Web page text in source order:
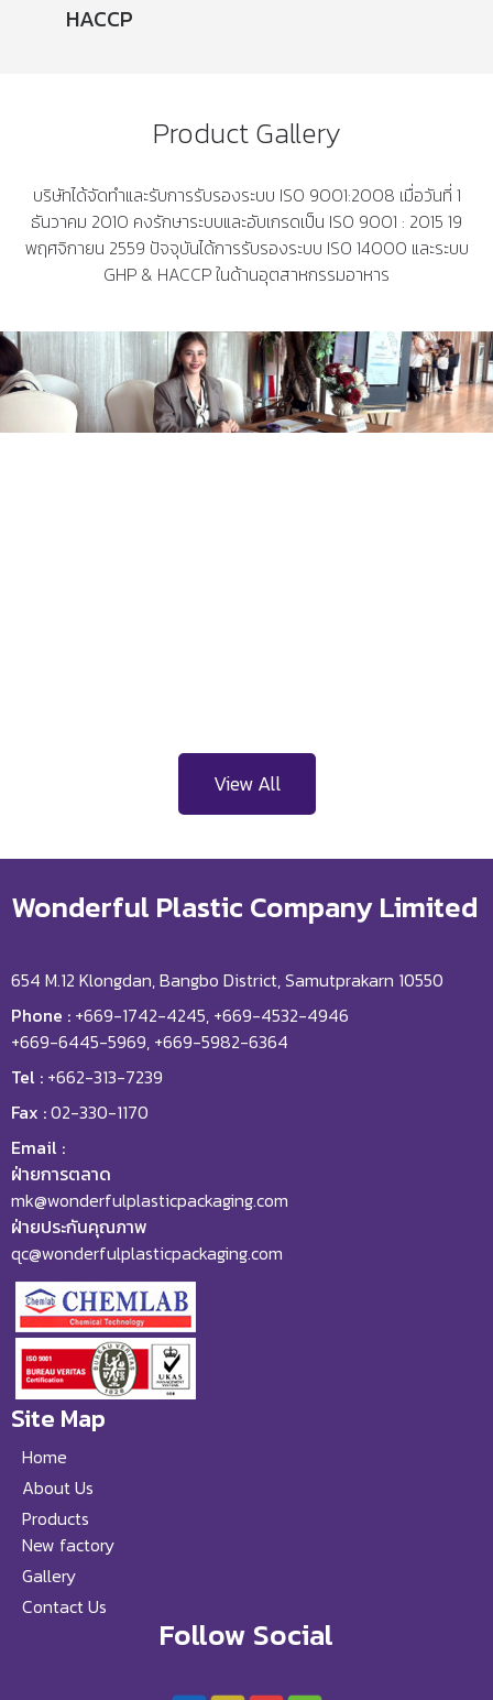
HACCP
Product Gallery
บริษัทได้จัดทำและรับการรับรองระบบ ISO 9001:2008 เมื่อวันที่ 1
ธันวาคม 2010 คงรักษาระบบและอับเกรดเป็น ISO 9001 : 2015 19
พฤศจิกายน 2559 ปัจจุบันได้การรับรองระบบ ISO 14000 และระบบ
GHP & HACCP ในด้านอุตสาหกรรมอาหาร
View All
Wonderful Plastic Company Limited
654 M.12 Klongdan, Bangbo District, Samutprakarn 10550
Phone : +669-1742-4245, +669-4532-4946
+669-6445-5969, +669-5982-6364
Tel : +662-313-7239
Fax :02-330-1170
Email :
ฝ่ายการตลาด
mk@wonderfulplasticpackaging.com
ฝ่ายประกันคุณภาพ
qc@wonderfulplasticpackaging.com
Site Map
Home
About Us
Products
New factory
Gallery
Contact Us
Follow Social